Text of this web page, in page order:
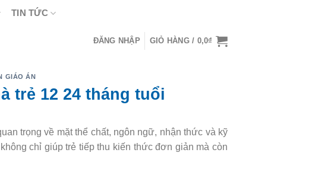
TIN TỨC
ĐĂNG NHẬP GIỎ HÀNG / 0,0₫
GIÁO ÁN
trẻ 12 24 tháng tuổi
trọng về mặt thể chất, ngôn ngữ, nhận thức và kỹ
chỉ giúp trẻ tiếp thu kiến thức đơn giản mà còn